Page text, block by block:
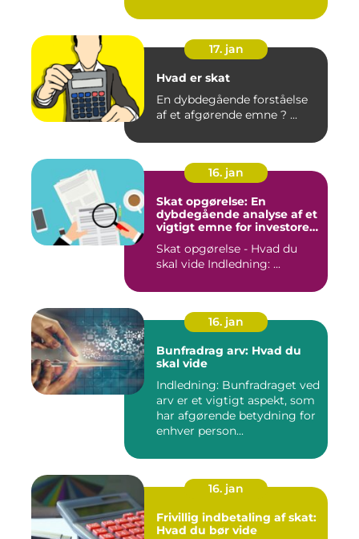
17. jan
Hvad er skat
En dybdegående forståelse
af et afgørende emne ? ...
16. jan
Skat opgørelse: En
dybdegående analyse af et
vigtigt emne for investorer
Skat opgørelse - Hvad du
skal vide Indledning: ...
16. jan
Bunfradrag arv: Hvad du
skal vide
Indledning: Bunfradraget ved
arv er et vigtigt aspekt, som
har afgørende betydning for
enhver person...
16. jan
Frivillig indbetaling af skat:
Hvad du bør vide